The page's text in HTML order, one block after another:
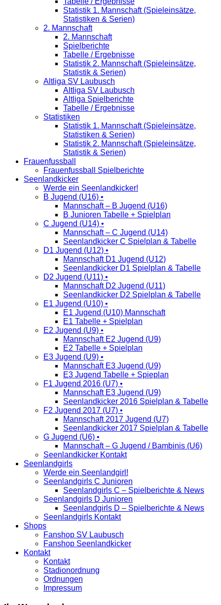
Statistik 1. Mannschaft (Spieleinsätze,
Statistiken & Serien)
2. Mannschaft
2. Mannschaft
Spielberichte
Tabelle / Ergebnisse
Statistik 2. Mannschaft (Spieleinsätze,
Statistik & Serien)
Altliga SV Laubusch
Altliga SV Laubusch
Altliga Spielberichte
Tabelle / Ergebnisse
Statistiken
Statistik 1. Mannschaft (Spieleinsätze,
Statistiken & Serien)
Statistik 2. Mannschaft (Spieleinsätze,
Statistik & Serien)
Frauenfussball
Frauenfussball Spielberichte
Seenlandkicker
Werde ein Seenlandkicker!
B Jugend (U16) •
Mannschaft – B Jugend (U16)
B Junioren Tabelle + Spielplan
C Jugend (U14) •
Mannschaft – C Jugend (U14)
Seenlandkicker C Spielplan & Tabelle
D1 Jugend (U12) •
Mannschaft D1 Jugend (U12)
Seenlandkicker D1 Spielplan & Tabelle
D2 Jugend (U11) •
Mannschaft D2 Jugend (U11)
Seenlandkicker D2 Spielplan & Tabelle
E1 Jugend (U10) •
E1 Jugend (U10) Mannschaft
E1 Tabelle + Spielplan
E2 Jugend (U9) •
Mannschaft E2 Jugend (U9)
E2 Tabelle + Spielplan
E3 Jugend (U9) •
Mannschaft E3 Jugend (U9)
E3 Jugend Tabelle + Spieplan
F1 Jugend 2016 (U7) •
Mannschaft E3 Jugend (U9)
Seenlandkicker 2016 Spielplan & Tabelle
F2 Jugend 2017 (U7) •
Mannschaft 2017 Jugend (U7)
Seenlandkicker 2017 Spielplan & Tabelle
G Jugend (U6) •
Mannschaft – G Jugend / Bambinis (U6)
Seenlandkicker Kontakt
Seenlandgirls
Werde ein Seenlandgirl!
Seenlandgirls C Junioren
Seenlandgirls C – Spielberichte & News
Seenlandgirls D Junioren
Seenlandgirls D – Spielberichte & News
Seenlandgirls Kontakt
Shops
Fanshop SV Laubusch
Fanshop Seenlandkicker
Kontakt
Kontakt
Stadionordnung
Ordnungen
Impressum